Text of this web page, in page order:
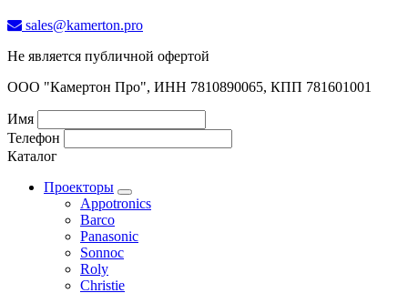
sales@kamerton.pro
Не является публичной офертой
ООО "Камертон Про", ИНН 7810890065, КПП 781601001
Имя
Телефон
Каталог
Проекторы
Appotronics
Barco
Panasonic
Sonnoc
Roly
Christie